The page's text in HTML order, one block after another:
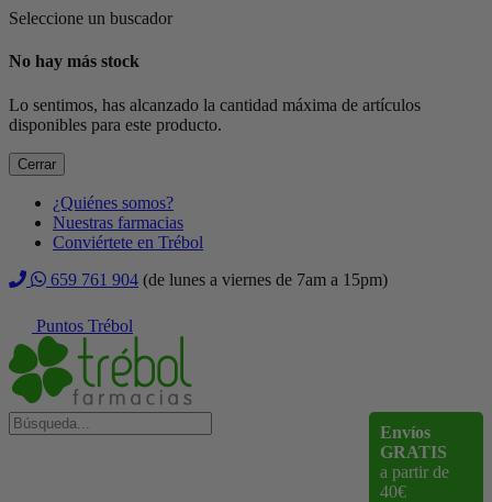
Seleccione un buscador
No hay más stock
Lo sentimos, has alcanzado la cantidad máxima de artículos
disponibles para este producto.
Cerrar
¿Quiénes somos?
Nuestras farmacias
Conviértete en Trébol
659 761 904 (de lunes a viernes de 7am a 15pm)
Puntos Trébol
Envíos
GRATIS
a partir de
40€